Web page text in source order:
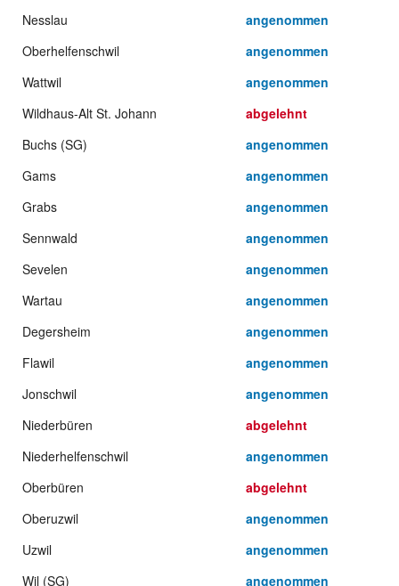
Nesslau
angenommen
Oberhelfenschwil
angenommen
Wattwil
angenommen
Wildhaus-Alt St. Johann
abgelehnt
Buchs (SG)
angenommen
Gams
angenommen
Grabs
angenommen
Sennwald
angenommen
Sevelen
angenommen
Wartau
angenommen
Degersheim
angenommen
Flawil
angenommen
Jonschwil
angenommen
Niederbüren
abgelehnt
Niederhelfenschwil
angenommen
Oberbüren
abgelehnt
Oberuzwil
angenommen
Uzwil
angenommen
Wil (SG)
angenommen